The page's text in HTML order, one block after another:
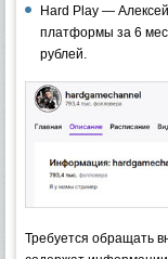
Hard Play —
платформы за 6
рублей.
Требуется обращать